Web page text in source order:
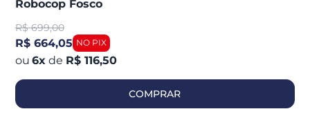
Robocop Fosco
R$ 699,00
R$ 664,05
6x de R$ 116,50
COMPRAR